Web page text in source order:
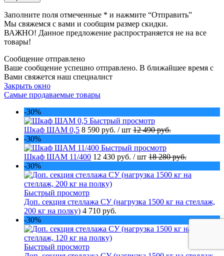
Заполните поля отмеченные * и нажмите “Отправить”
Мы свяжемся с вами и сообщим размер скидки.
ВАЖНО! Данное предложение распространяется не на все
товары!
Сообщение отправлено
Ваше сообщение успешно отправлено. В ближайшее время с
Вами свяжется наш специалист
Закрыть окно
Самые продаваемые товары
-30%
Быстрый просмотр
Шкаф ШАМ 0,5 8 590 руб. / шт 12 490 руб.
-30%
Быстрый просмотр
Шкаф ШАМ 11/400 12 430 руб. / шт 18 280 руб.
-30%
Быстрый просмотр
Доп. секция стеллажа СУ (нагрузка 1500 кг на стеллаж,
200 кг на полку) 4 710 руб.
-30%
Быстрый просмотр